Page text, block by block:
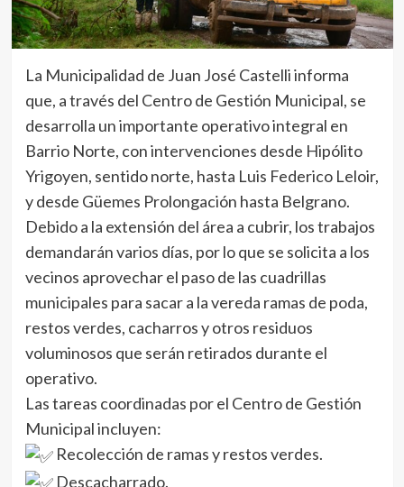
La Municipalidad de Juan José Castelli informa
que, a través del Centro de Gestión Municipal, se
desarrolla un importante operativo integral en
Barrio Norte, con intervenciones desde Hipólito
Yrigoyen, sentido norte, hasta Luis Federico Leloir,
y desde Güemes Prolongación hasta Belgrano.
Debido a la extensión del área a cubrir, los trabajos
demandarán varios días, por lo que se solicita a los
vecinos aprovechar el paso de las cuadrillas
municipales para sacar a la vereda ramas de poda,
restos verdes, cacharros y otros residuos
voluminosos que serán retirados durante el
operativo.
Las tareas coordinadas por el Centro de Gestión
Municipal incluyen:
Recolección de ramas y restos verdes.
Descacharrado.